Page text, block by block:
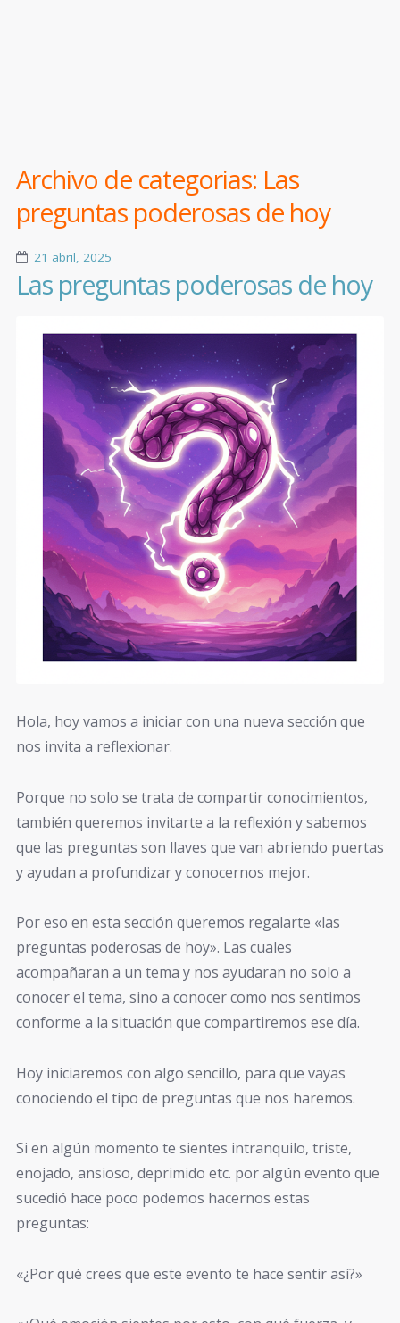
Archivo de categorias: Las
preguntas poderosas de hoy
21 abril, 2025
Las preguntas poderosas de hoy
Hola, hoy vamos a iniciar con una nueva sección que
nos invita a reflexionar.
Porque no solo se trata de compartir conocimientos,
también queremos invitarte a la reflexión y sabemos
que las preguntas son llaves que van abriendo puertas
y ayudan a profundizar y conocernos mejor.
Por eso en esta sección queremos regalarte «las
preguntas poderosas de hoy». Las cuales
acompañaran a un tema y nos ayudaran no solo a
conocer el tema, sino a conocer como nos sentimos
conforme a la situación que compartiremos ese día.
Hoy iniciaremos con algo sencillo, para que vayas
conociendo el tipo de preguntas que nos haremos.
Si en algún momento te sientes intranquilo, triste,
enojado, ansioso, deprimido etc. por algún evento que
sucedió hace poco podemos hacernos estas
preguntas:
«¿Por qué crees que este evento te hace sentir así?»